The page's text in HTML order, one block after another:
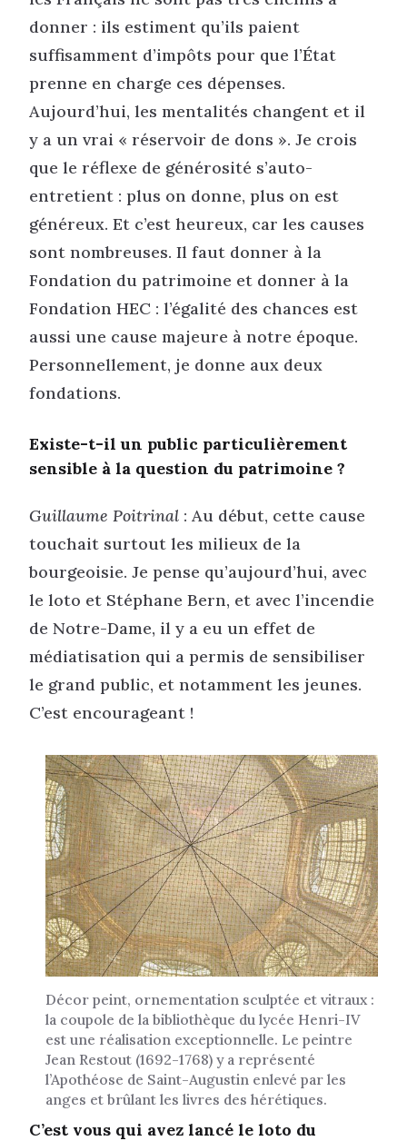
donner : ils estiment qu’ils paient
suffisamment d’impôts pour que l’État
prenne en charge ces dépenses.
Aujourd’hui, les mentalités changent et il
y a un vrai « réservoir de dons ». Je crois
que le réflexe de générosité s’auto-
entretient : plus on donne, plus on est
généreux. Et c’est heureux, car les causes
sont nombreuses. Il faut donner à la
Fondation du patrimoine et donner à la
Fondation HEC : l’égalité des chances est
aussi une cause majeure à notre époque.
Personnellement, je donne aux deux
fondations.
Existe-t-il un public particulièrement
sensible à la question du patrimoine ?
Guillaume Poitrinal : Au début, cette cause
touchait surtout les milieux de la
bourgeoisie. Je pense qu’aujourd’hui, avec
le loto et Stéphane Bern, et avec l’incendie
de Notre-Dame, il y a eu un effet de
médiatisation qui a permis de sensibiliser
le grand public, et notamment les jeunes.
C’est encourageant !
Décor peint, ornementation sculptée et vitraux :
la coupole de la bibliothèque du lycée Henri-IV
est une réalisation exceptionnelle. Le peintre
Jean Restout (1692-1768) y a représenté
l’Apothéose de Saint-Augustin enlevé par les
anges et brûlant les livres des hérétiques.
C’est vous qui avez lancé le loto du